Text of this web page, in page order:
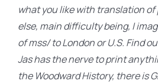
what you like with translation
else, main difficulty being, I
of mss/ to London or U.S. Find
Jas has the nerve to print
the Woodward History, there is